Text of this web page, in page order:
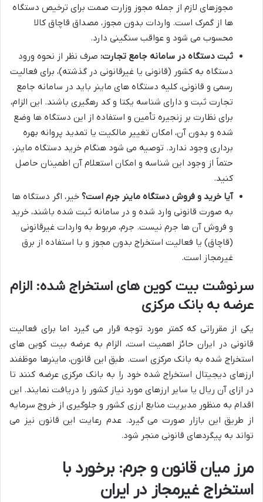
مجوزهای لازم از جمله مجوز وزارت صمت برای ترخیص دستگاه
ها از گمرک است. واردات بدون مجوز، مصداق قاچاق کالا
محسوب می شود و عواقب سنگینی دارد.
ثبت دستگاه در سامانه جامع تجارت: صرف نظر از نحوه ورود
دستگاه به کشور (قانونی یا غیرقانونی در گذشته)، برای فعالیت
رسمی و قانونی، کلیه دستگاه های ماینر باید در سامانه جامع
تجارت ثبت و دارای شناسه یکتا و کد رهگیری باشند. این الزام،
برای نظارت بر زنجیره تأمین و استفاده از این دستگاه ها وضع
شده و بدون آن، امکان تغییر مالکیت یا تمدید پروانه بهره
برداری وجود ندارد. توصیه می شود هنگام خرید دستگاه ماینر،
حتماً از وجود این شناسه و امکان استعلام آن اطمینان حاصل
کنید.
آیا خرید و فروش دستگاه ماینر جرم است؟ خیر، اگر دستگاه ها
به صورت قانونی وارد شده و در سامانه ثبت شده باشند، خرید
و فروش آن ها جرم نیست. جرم، مربوط به واردات غیرقانونی
(قاچاق) یا فعالیت استخراج بدون مجوز و با استفاده از برق
غیرمجاز است.
سرنوشت بیت کوین های استخراج شده: الزام
عرضه به بانک مرکزی
یکی از مقرراتی که کمتر مورد توجه قرار می گیرد اما برای فعالیت
قانونی در ایران حائز اهمیت است، الزام به عرضه بیت کوین های
استخراج شده به بانک مرکزی است. طبق این قانون، ماینرها موظفند
ارزهای دیجیتال استخراج شده خود را به بانک مرکزی عرضه کنند تا
در ازای آن ریال یا سایر ارزهای مورد نیاز کشور را دریافت نمایند. این
اقدام به منظور مدیریت منابع ارزی کشور و جلوگیری از خروج سرمایه
از طریق این بازار صورت می گیرد. عدم رعایت این قانون نیز می
تواند به پیگردهای قانونی منجر شود.
مرز میان قانون و جرم: برخورد با
استخراج غیرمجاز در ایران